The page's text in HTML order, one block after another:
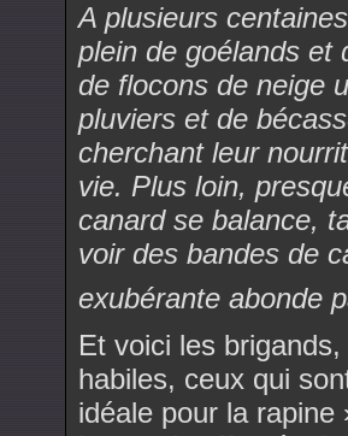
A plusieurs
plein de goélands et
de flocons de neige
pluviers et de
cherchant leur
vie. Plus loin,
canard se balance,
voir des bandes de
exubérante abonde
Et voici les
habiles, ceux qui
idéale pour la